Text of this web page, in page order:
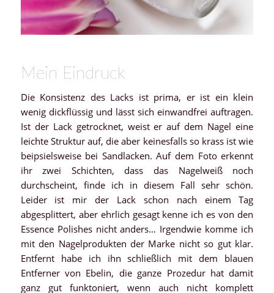
Mein Eindruck
Die Konsistenz des Lacks ist prima, er ist ein klein
wenig dickflüssig und lässt sich einwandfrei auftragen.
Ist der Lack getrocknet, weist er auf dem Nagel eine
leichte Struktur auf, die aber keinesfalls so krass ist wie
beipsielsweise bei Sandlacken. Auf dem Foto erkennt
ihr zwei Schichten, dass das Nagelweiß noch
durchscheint, finde ich in diesem Fall sehr schön.
Leider ist mir der Lack schon nach einem Tag
abgesplittert, aber ehrlich gesagt kenne ich es von den
Essence Polishes nicht anders… Irgendwie komme ich
mit den Nagelprodukten der Marke nicht so gut klar.
Entfernt habe ich ihn schließlich mit dem blauen
Entferner von Ebelin, die ganze Prozedur hat damit
ganz gut funktoniert, wenn auch nicht komplett